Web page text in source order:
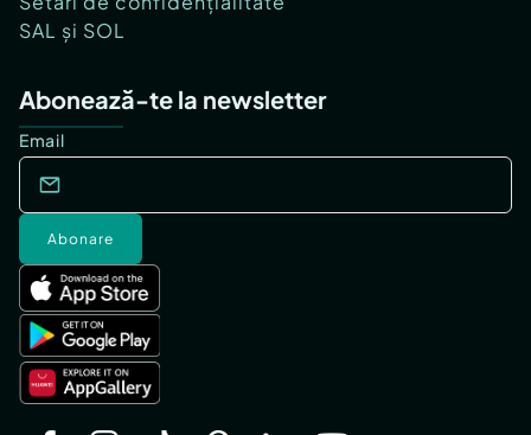
SAL și SOL
Abonează-te la newsletter
Email
Abonare